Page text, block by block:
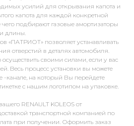
усилий для открывания капота и
капота для каждой конкретной
подбирают газовые амортизаторы
длины.
«ПАТРИОТ» позволяет устанавливать
отверстий в деталях автомобиля.
своими силами, если у вас
Весь процесс установки вы можете
-канале, на который Вы перейдете
с нашим логотипом на упаковке.
RENAULT KOLEOS от
транспортной компанией по
при получении. Оформить заказ